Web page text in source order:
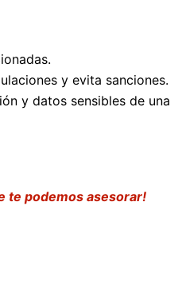
y evita sanciones.
y datos sensibles de una
te podemos asesorar!